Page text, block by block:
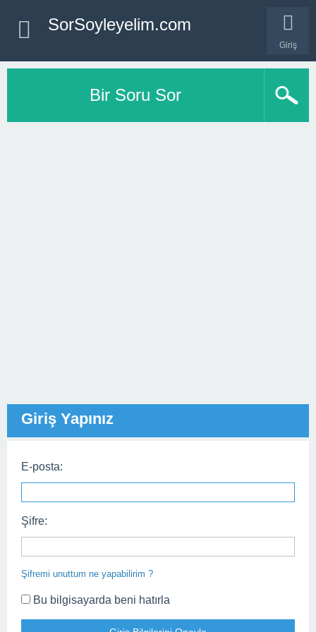
Giriş
SorSoyleyelim.com
Bir Soru Sor
Giriş Yapınız
E-posta:
Şifre:
Şifremi unuttum ne yapabilirim ?
Bu bilgisayarda beni hatırla